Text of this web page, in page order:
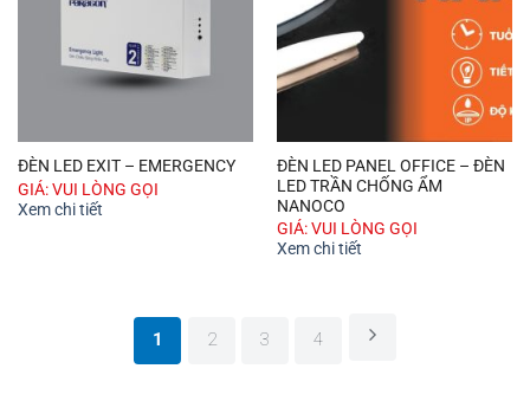
ĐÈN LED EXIT – EMERGENCY
GIÁ: VUI LÒNG GỌI
Xem chi tiết
ĐÈN LED PANEL OFFICE – ĐÈN
LED TRẦN CHỐNG ẨM
NANOCO
GIÁ: VUI LÒNG GỌI
Xem chi tiết
1 2 3 4